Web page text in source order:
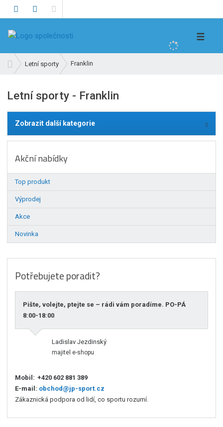
a
☰
v
d
t
a
n
a
Letní sporty Franklin
Letní sporty - Franklin
Zobrazit další kategorie
Akční nabídky
Top produkt
Výprodej
Akce
Novinka
Potřebujete poradit?
Pište, volejte, ptejte se – rádi vám poradíme. PO-PÁ
8:00-18:00
Ladislav Jezdinský
majitel e-shopu
Mobil: +420 602 881 389
E-mail: obchod@jp-sport.cz
Zákaznická podpora od lidí, co sportu rozumí.